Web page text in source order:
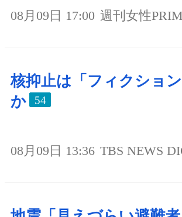
08月09日 17:00 週刊女性
核抑止は「フィクション
か
54
08月09日 13:36 TBS NEWS